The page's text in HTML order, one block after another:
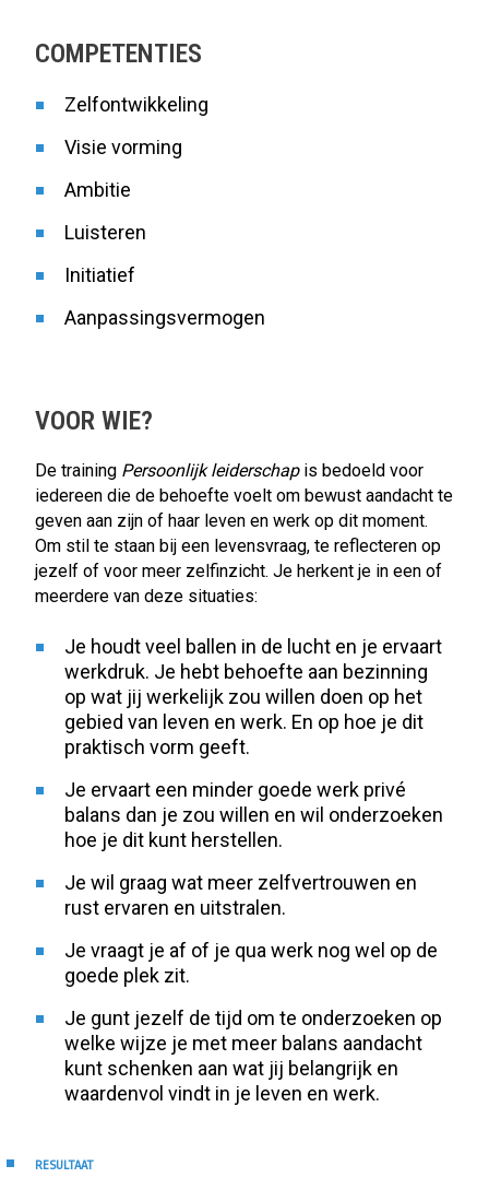
COMPETENTIES
Zelfontwikkeling
Visie vorming
Ambitie
Luisteren
Initiatief
Aanpassingsvermogen
VOOR WIE?
De training Persoonlijk leiderschapis bedoeld voor
iedereen die de behoefte voelt om bewust aandacht te
geven aan zijn of haar leven en werk op dit moment.
Om stil te staan bij een levensvraag, te reflecteren op
jezelf of voor meer zelfinzicht. Je herkent je in een of
meerdere van deze situaties:
Je houdt veel ballen in de lucht en je ervaart
werkdruk. Je hebt behoefte aan bezinning
op wat jij werkelijk zou willen doen op het
gebied van leven en werk. En op hoe je dit
praktisch vorm geeft.
Je ervaart een minder goede werk privé
balans dan je zou willen en wil onderzoeken
hoe je dit kunt herstellen.
Je wil graag wat meer zelfvertrouwen en
rust ervaren en uitstralen.
Je vraagt je af of je qua werk nog wel op de
goede plek zit.
Je gunt jezelf de tijd om te onderzoeken op
welke wijze je met meer balans aandacht
kunt schenken aan wat jij belangrijk en
waardenvol vindt in je leven en werk.
RESULTAAT